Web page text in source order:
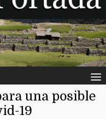
una posible
19